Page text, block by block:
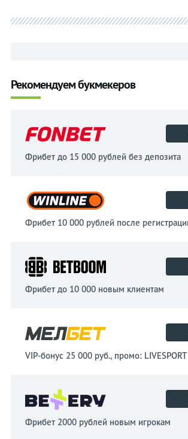
Рекомендуем букмекеров
Фрибет до 15 000 рублей без депозита
Фрибет 10 000 рублей после
Фрибет до 10 000 новым клиентам
VIP-бонус 25 000 руб., промо: LIVESPORT
Фрибет 2000 рублей новым игрокам